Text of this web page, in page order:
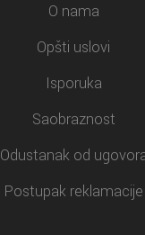
O nama
Opšti uslovi
Isporuka
Saobraznost
Odustanak od
Postupak reklamacije